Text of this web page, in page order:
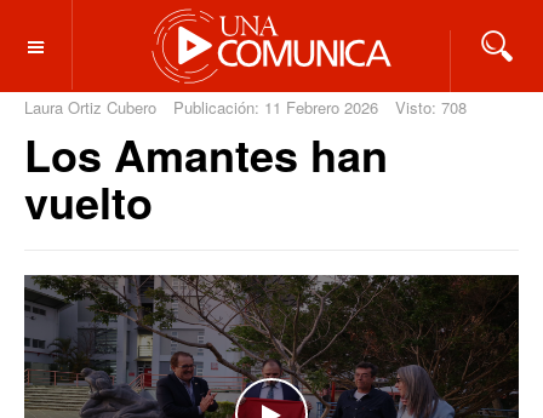
OFF CANVAS
Laura Ortiz Cubero Publicación: 11 Febrero 2026 Visto: 708
Los Amantes han
vuelto